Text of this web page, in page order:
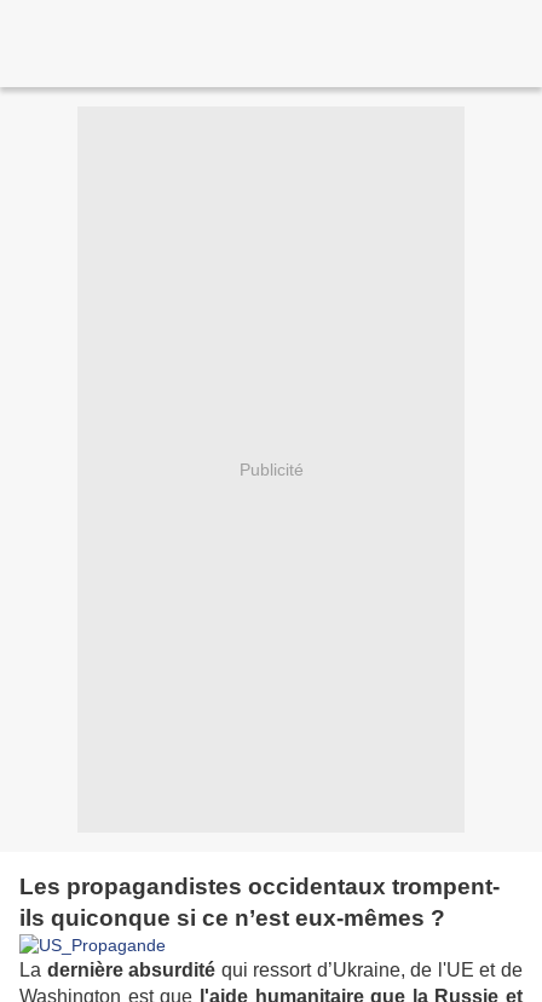
Publicité
Les propagandistes occidentaux trompent-
ils quiconque si ce n’est eux-mêmes ?
La dernière absurdité qui ressort d’Ukraine, de l'UE et de
Washington est que l'aide humanitaire que la Russie et